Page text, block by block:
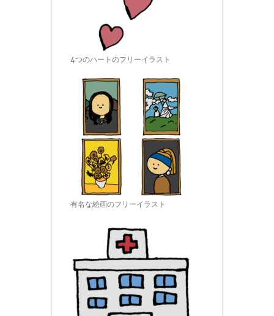
4つのハートのフリーイラスト
有名な絵画のフリーイラスト